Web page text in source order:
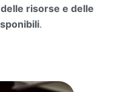
risorse e delle
.